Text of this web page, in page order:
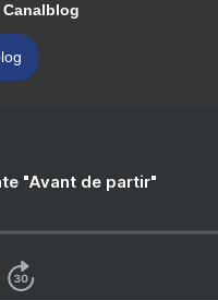
"Avant de partir"